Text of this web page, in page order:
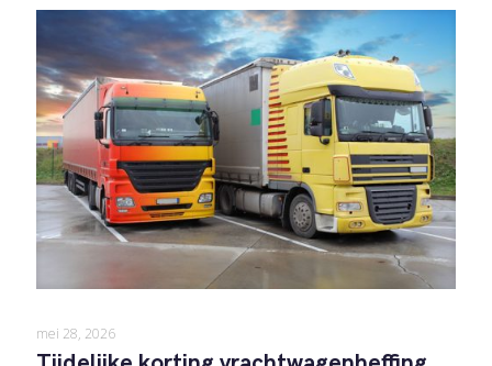
mei 28, 2026